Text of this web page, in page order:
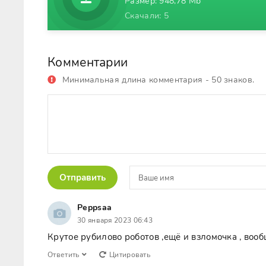
Скачали: 5
Комментарии
Минимальная длина комментария - 50 знаков.
Отправить
Peppsaa
30 января 2023 06:43
Крутое рубилово роботов ,ещё и взломочка ,
Ответить Цитировать